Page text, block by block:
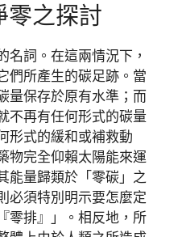
零之探討
名詞。在這兩情況下，
們所產生的碳足跡。當
量保存於原有水準；而
不再有任何形式的碳量
形式的緩和或補救動
物完全仰賴太陽能來運
能量歸類於「零碳」之
必須特別明示要怎麼定
零排』」。相反地，所